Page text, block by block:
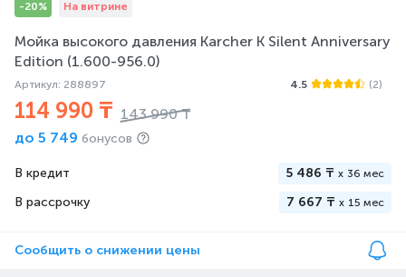
-20% На витрине
Мойка высокого давления Karcher K Silent Anniversary
Edition (1.600-956.0)
Артикул: 288897 4.5 (2)
114 990 ₸ 143 990 ₸
до 5 749 бонусов
В кредит 5 486 ₸ x 36 мес
В рассрочку 7 667 ₸ x 15 мес
Сообщить о снижении цены